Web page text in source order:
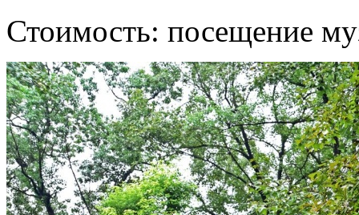
Стоимость: посещение